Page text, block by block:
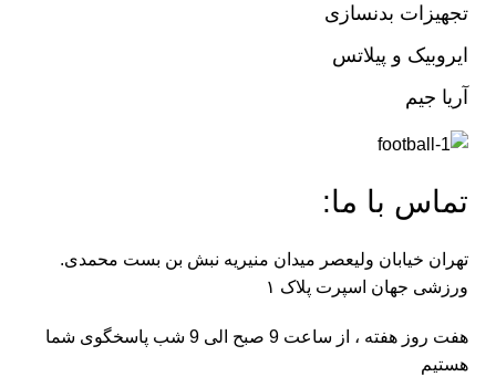
تجهیزات بدنسازی
ایروبیک و پیلاتس
آریا جیم
تماس با ما:
تهران خیابان ولیعصر میدان منیریه نبش بن بست محمدی.
ورزشی جهان اسپرت پلاک ۱
هفت روز هفته ، از ساعت 9 صبح الی 9 شب پاسخگوی شما
هستیم